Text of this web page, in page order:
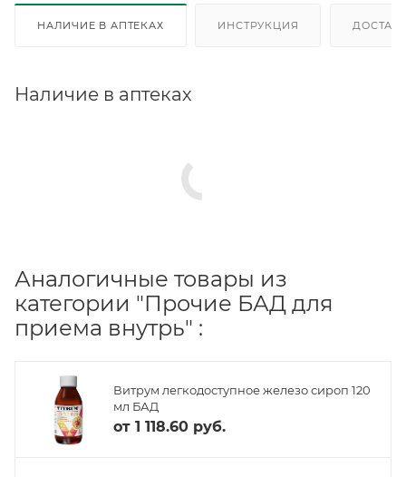
НАЛИЧИЕ В АПТЕКАХ ИНСТРУКЦИЯ
Наличие в аптеках
Аналогичные товары из
категории "Прочие БАД для
приема внутрь" :
Витрум легкодоступное железо сироп 120
мл БАД
от 1 118.60 руб.